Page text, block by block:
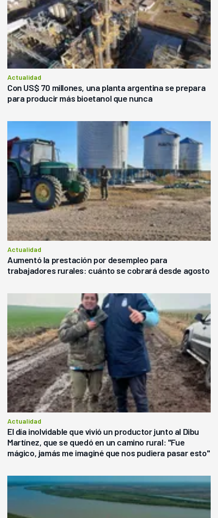
Actualidad
Con US$ 70 millones, una planta argentina se prepara
para producir más bioetanol que nunca
Actualidad
Aumentó la prestación por desempleo para
trabajadores rurales: cuánto se cobrará desde agosto
Actualidad
El día inolvidable que vivió un productor junto al Dibu
Martínez, que se quedó en un camino rural: "Fue
mágico, jamás me imaginé que nos pudiera pasar esto"